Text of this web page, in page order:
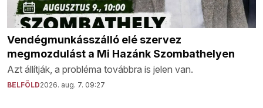
Vendégmunkásszálló elé szervez
megmozdulást a Mi Hazánk Szombathelyen
Azt állítják, a probléma továbbra is jelen van.
BELFÖLD2026. aug. 7. 09:27